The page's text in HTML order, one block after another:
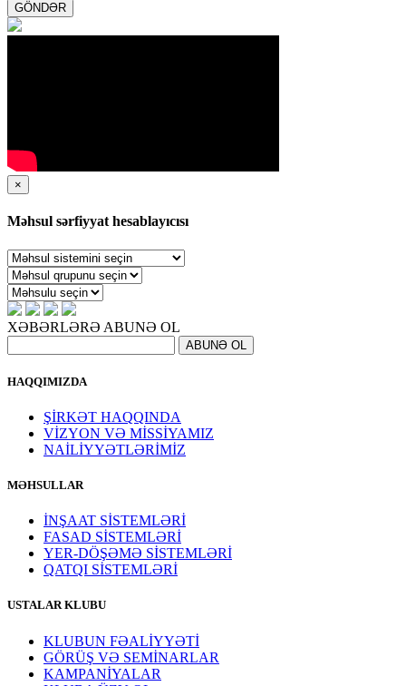
GÖNDƏR
×
Məhsul sərfiyyat hesablayıcısı
XƏBƏRLƏRƏ ABUNƏ OL
HAQQIMIZDA
ŞİRKƏT HAQQINDA
VİZYON VƏ MİSSİYAMIZ
NAİLİYYƏTLƏRİMİZ
MƏHSULLAR
İNŞAAT SİSTEMLƏRİ
FASAD SİSTEMLƏRİ
YER-DÖŞƏMƏ SİSTEMLƏRİ
QATQI SİSTEMLƏRİ
USTALAR KLUBU
KLUBUN FƏALİYYƏTİ
GÖRÜŞ VƏ SEMİNARLAR
KAMPANİYALAR